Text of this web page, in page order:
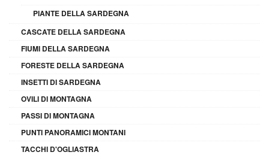
PIANTE DELLA SARDEGNA
CASCATE DELLA SARDEGNA
FIUMI DELLA SARDEGNA
FORESTE DELLA SARDEGNA
INSETTI DI SARDEGNA
OVILI DI MONTAGNA
PASSI DI MONTAGNA
PUNTI PANORAMICI MONTANI
TACCHI D'OGLIASTRA